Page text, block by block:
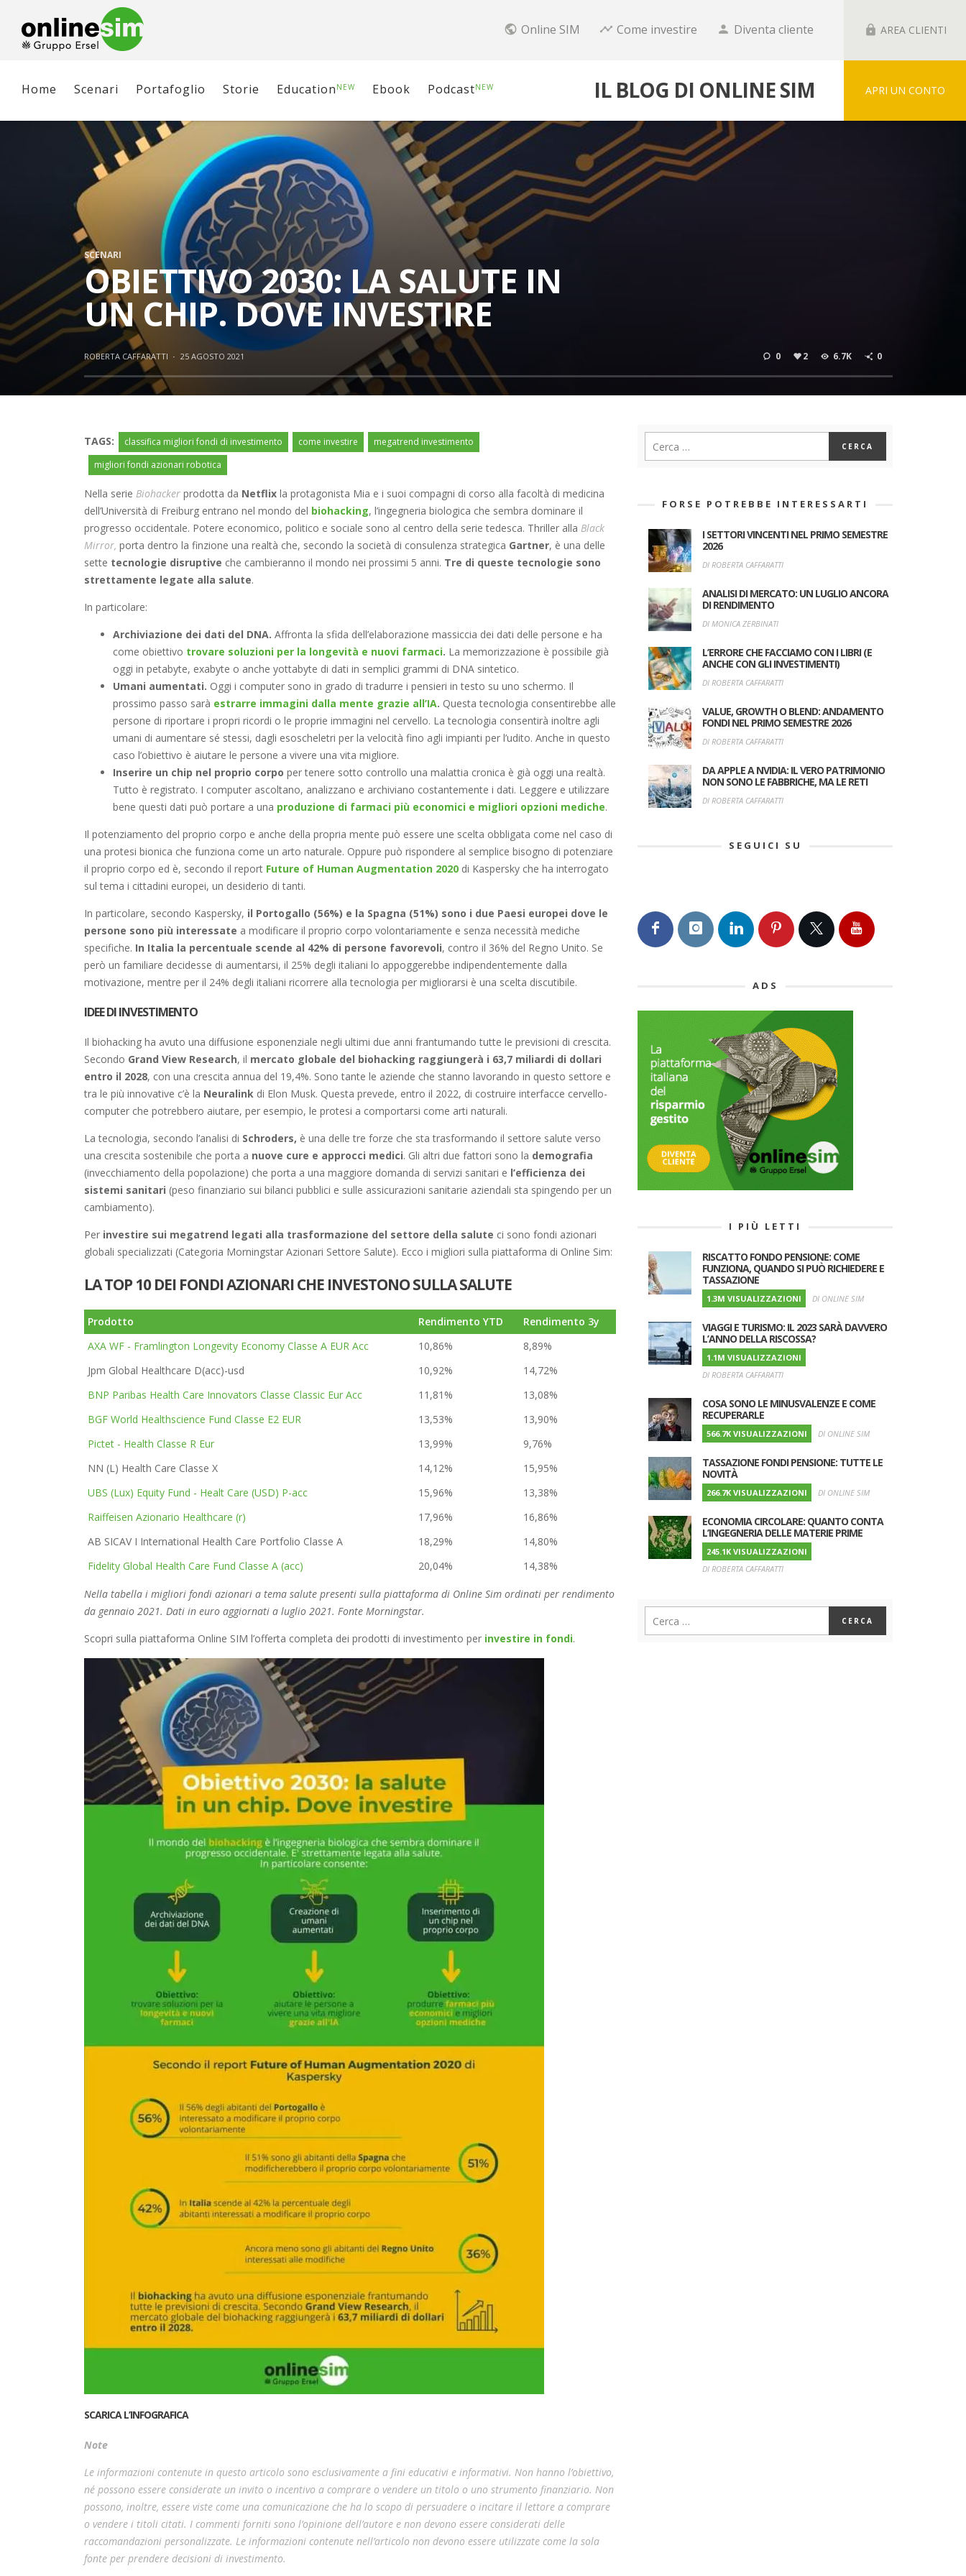
public Online SIM timeline Come investire person Diventa cliente lock AREA CLIENTI
Home Scenari Portafoglio Storie Education NEW Ebook PodcastNEW IL BLOG DI ONLINE SIM APRI UN CONTO
SCENARI
OBIETTIVO 2030: LA SALUTE IN
UN CHIP. DOVE INVESTIRE
ROBERTA CAFFARATTI · 25 AGOSTO 2021 0 2 6.7K 0
TAGS: classifica migliori fondi di investimento come investire
megatrend investimento
migliori fondi azionari robotica
Nella serie Biohacker prodotta da Netflix la protagonista Mia e i suoi compagni di corso alla facoltà di medicina
dell’Università di Freiburg entrano nel mondo del biohacking, l’ingegneria biologica che sembra dominare il
progresso occidentale. Potere economico, politico e sociale sono al centro della serie tedesca. Thriller alla Black
Mirror, porta dentro la finzione una realtà che, secondo la società di consulenza strategica Gartner, è una delle
sette tecnologie disruptive che cambieranno il mondo nei prossimi 5 anni. Tre di queste tecnologie sono
strettamente legate alla salute.
In particolare:
Archiviazione dei dati del DNA. Affronta la sfida dell’elaborazione massiccia dei dati delle persone e ha
come obiettivo trovare soluzioni per la longevità e nuovi farmaci. La memorizzazione è possibile già
oggi in petabyte, exabyte o anche yottabyte di dati in semplici grammi di DNA sintetico.
Umani aumentati. Oggi i computer sono in grado di tradurre i pensieri in testo su uno schermo. Il
prossimo passo sarà estrarre immagini dalla mente grazie all’IA. Questa tecnologia consentirebbe alle
persone di riportare i propri ricordi o le proprie immagini nel cervello. La tecnologia consentirà inoltre agli
umani di aumentare sé stessi, dagli esoscheletri per la velocità fino agli impianti per l’udito. Anche in questo
caso l’obiettivo è aiutare le persone a vivere una vita migliore.
Inserire un chip nel proprio corpo per tenere sotto controllo una malattia cronica è già oggi una realtà.
Tutto è registrato. I computer ascoltano, analizzano e archiviano costantemente i dati. Leggere e utilizzare
bene questi dati può portare a una produzione di farmaci più economici e migliori opzioni mediche.
Il potenziamento del proprio corpo e anche della propria mente può essere une scelta obbligata come nel caso di
una protesi bionica che funziona come un arto naturale. Oppure può rispondere al semplice bisogno di potenziare
il proprio corpo ed è, secondo il report Future of Human Augmentation 2020 di Kaspersky che ha interrogato
sul tema i cittadini europei, un desiderio di tanti.
In particolare, secondo Kaspersky, il Portogallo (56%) e la Spagna (51%) sono i due Paesi europei dove le
persone sono più interessate a modificare il proprio corpo volontariamente e senza necessità mediche
specifiche. In Italia la percentuale scende al 42% di persone favorevoli, contro il 36% del Regno Unito. Se
però un familiare decidesse di aumentarsi, il 25% degli italiani lo appoggerebbe indipendentemente dalla
motivazione, mentre per il 24% degli italiani ricorrere alla tecnologia per migliorarsi è una scelta discutibile.
IDEE DI INVESTIMENTO
Il biohacking ha avuto una diffusione esponenziale negli ultimi due anni frantumando tutte le previsioni di crescita.
Secondo Grand View Research, il mercato globale del biohacking raggiungerà i 63,7 miliardi di dollari
entro il 2028, con una crescita annua del 19,4%. Sono tante le aziende che stanno lavorando in questo settore e
tra le più innovative c’è la Neuralink di Elon Musk. Questa prevede, entro il 2022, di costruire interfacce cervello-
computer che potrebbero aiutare, per esempio, le protesi a comportarsi come arti naturali.
La tecnologia, secondo l’analisi di Schroders, è una delle tre forze che sta trasformando il settore salute verso
una crescita sostenibile che porta a nuove cure e approcci medici. Gli altri due fattori sono la demografia
(invecchiamento della popolazione) che porta a una maggiore domanda di servizi sanitari e l’efficienza dei
sistemi sanitari (peso finanziario sui bilanci pubblici e sulle assicurazioni sanitarie aziendali sta spingendo per un
cambiamento).
Per investire sui megatrend legati alla trasformazione del settore della salute ci sono fondi azionari
globali specializzati (Categoria Morningstar Azionari Settore Salute). Ecco i migliori sulla piattaforma di Online Sim:
LA TOP 10 DEI FONDI AZIONARI CHE INVESTONO SULLA SALUTE
Prodotto Rendimento YTD
Rendimento 3y
AXA WF - Framlington Longevity Economy Classe A EUR Acc
10,86%
8,89%
Jpm Global Healthcare D(acc)-usd
10,92%
14,72%
BNP Paribas Health Care Innovators Classe Classic Eur Acc
11,81%
13,08%
BGF World Healthscience Fund Classe E2 EUR
13,53%
13,90%
Pictet - Health Classe R Eur
13,99%
9,76%
NN (L) Health Care Classe X
14,12%
15,95%
UBS (Lux) Equity Fund - Healt Care (USD) P-acc
15,96%
13,38%
Raiffeisen Azionario Healthcare (r)
17,96%
16,86%
AB SICAV I International Health Care Portfolio Classe A
18,29%
14,80%
Fidelity Global Health Care Fund Classe A (acc)
20,04% 14,38%
Nella tabella i migliori fondi azionari a tema salute presenti sulla piattaforma di Online Sim ordinati per rendimento
da gennaio 2021. Dati in euro aggiornati a luglio 2021. Fonte Morningstar.
Scopri sulla piattaforma Online SIM l’offerta completa dei prodotti di investimento per investire in fondi.
SCARICA L’INFOGRAFICA
Note
Le informazioni contenute in questo articolo sono esclusivamente a fini educativi e informativi. Non hanno l’obiettivo,
né possono essere considerate un invito o incentivo a comprare o vendere un titolo o uno strumento finanziario. Non
possono, inoltre, essere viste come una comunicazione che ha lo scopo di persuadere o incitare il lettore a comprare
o vendere i titoli citati. I commenti forniti sono l’opinione dell’autore e non devono essere considerati delle
raccomandazioni personalizzate. Le informazioni contenute nell’articolo non devono essere utilizzate come la sola
fonte per prendere decisioni di investimento.
FORSE POTREBBE INTERESSARTI
I SETTORI VINCENTI NEL PRIMO SEMESTRE
2026
DI ROBERTA CAFFARATTI
ANALISI DI MERCATO: UN LUGLIO ANCORA
DI RENDIMENTO
DI MONICA ZERBINATI
L’ERRORE CHE FACCIAMO CON I LIBRI (E
ANCHE CON GLI INVESTIMENTI)
DI ROBERTA CAFFARATTI
VALUE, GROWTH O BLEND: ANDAMENTO
FONDI NEL PRIMO SEMESTRE 2026
DI ROBERTA CAFFARATTI
DA APPLE A NVIDIA: IL VERO PATRIMONIO
NON SONO LE FABBRICHE, MA LE RETI
DI ROBERTA CAFFARATTI
SEGUICI SU
ADS
I PIÙ LETTI
RISCATTO FONDO PENSIONE: COME
FUNZIONA, QUANDO SI PUÒ RICHIEDERE E
TASSAZIONE
1.3M VISUALIZZAZIONI DI ONLINE SIM
VIAGGI E TURISMO: IL 2023 SARÀ DAVVERO
L’ANNO DELLA RISCOSSA?
1.1M VISUALIZZAZIONI
DI ROBERTA CAFFARATTI
COSA SONO LE MINUSVALENZE E COME
RECUPERARLE
566.7K VISUALIZZAZIONI DI ONLINE SIM
TASSAZIONE FONDI PENSIONE: TUTTE LE
NOVITÀ
266.7K VISUALIZZAZIONI DI ONLINE SIM
ECONOMIA CIRCOLARE: QUANTO CONTA
L’INGEGNERIA DELLE MATERIE PRIME
245.1K VISUALIZZAZIONI
DI ROBERTA CAFFARATTI